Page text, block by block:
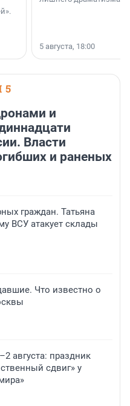
5 августа, 18:00
5
и
Власти
и раненых
граждан. Татьяна
ВСУ атакует склады
Что известно о
августа: праздник
сдвиг» у